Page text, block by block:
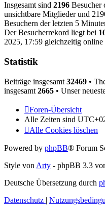
Insgesamt sind 2196 Besucher
unsichtbare Mitglieder und
Besuchern der letzten 5
Der Besucherrekord liegt bei
2025, 17:59 gleichzeitig online
Statistik
Beiträge insgesamt 32469 •
insgesamt 2665 • Unser
Foren-Übersicht
Alle Zeiten sind
Alle Cookies löschen
Powered by phpBB® Forum
Style von Arty - phpBB 3.3
Deutsche Übersetzung durch
Datenschutz |